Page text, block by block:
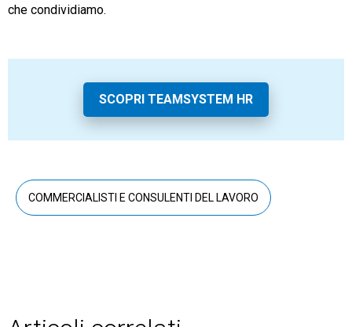
che condividiamo.
SCOPRI TEAMSYSTEM HR
COMMERCIALISTI E CONSULENTI DEL LAVORO